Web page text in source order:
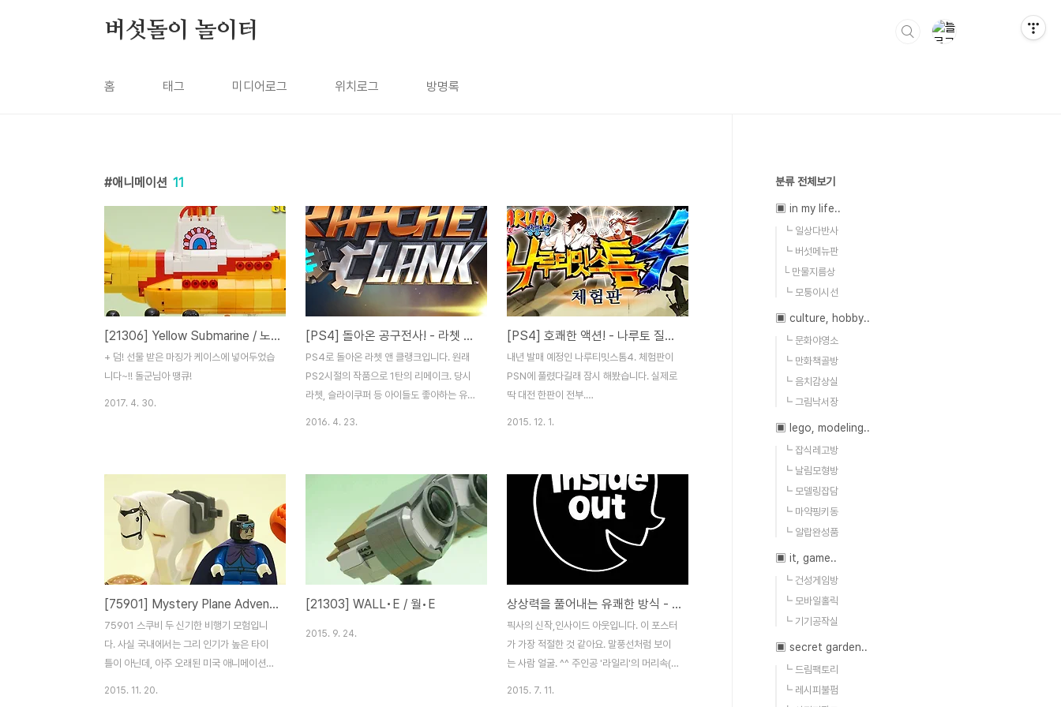
버섯돌이 놀이터
홈 태그 미디어로그 위치로그 방명록
애니메이션 11
[21306] Yellow Submarine / 노란 잠수함
+ 덤! 선물 받은 마징가 케이스에 넣어두었습
니다~!! 돌군님아 땡큐!
2017. 4. 30.
[PS4] 돌아온 공구전사! - 라쳇 앤 클랭크 (Ratchet and Clank)
PS4로 돌아온 라쳇 앤 클랭크입니다. 원래
PS2시절의 작품으로 1탄의 리메이크. 당시
라쳇, 슬라이쿠퍼 등 아이들도 좋아하는 유명
된거죠. 덕분에 정말 영화같은 그래픽으로 만
나볼 수 있습니다. 분위기 정말 좋아요. 아마
영화에 쓰일 컷들을 일부 사용한 것 같네요.
^^ 1탄의 스토리를 그대로 다시 살려냈습니
다. 라쳇이 클랭크를 만나 은하계 레인저가
되어 활약한다는! 조작도 간단한 편이고, 난
이도도 3단계로 구성되어 있어 누구든 편하
2016. 4. 23.
[PS4] 호쾌한 액션! - 나루토 질풍전 나루티밋스톰4 체험판.
내년 발매 예정인 나루티밋스톰4. 체험판이
PSN에 풀렸다길래 잠시 해봤습니다. 실제로
딱 대전 한판이 전부.
kr/%ea%b2%8c%ec%9e%84/%eb%82%98%eb%a3%a8%ed%86%a0-
%ec%8a%a4%ed%86%b0-4-
%ec%b2%b4%ed%97%98%ed%8c%90/cid=HP0700-
CUSA03578_00-
NARUTOUNS4TRIAL0 하시라마 vs 마
다라 대전이 제공됩니다. 나루토 기존 게임들
과 같이 애니메이션화 되어 있는 3D 캐릭터
구요. 실제 게임도 3D 대전입니다. 대전게임
이라 사실 관심이 없었는..
2015. 12. 1.
[75901] Mystery Plane Adventures / 신기한 비행기 모험
75901 스쿠비 두 신기한 비행기 모험입니
다. 사실 국내에서는 그리 인기가 높은 타이
틀이 아닌데, 아주 오래된 미국 애니메이션으
2015. 11. 20.
[21303] WALL•E / 월•E
2015. 9. 24.
상상력을 풀어내는 유쾌한 방식 - 인사이드 아웃(Inside Out)
픽사의 신작,인사이드 아웃입니다. 이 포스터
가 가장 적절한 것 같아요. 말풍선처럼 보이
는 사람 얼굴. ^^ 주인공 '라일리'의 머리속(?)
2015. 7. 11.
분류 전체보기
▣ in my life..
┗ 일상다반사
┗ 버섯메뉴판
└ 만물지름상
┗ 모퉁이시선
▣ culture, hobby..
┗ 문화야영소
┗ 만화책골방
┗ 음치감상실
┗ 그림낙서장
▣ lego, modeling..
┗ 잡식레고방
┗ 날림모형방
┗ 모델링잡담
┗ 마약핑키동
┗ 알랍완성품
▣ it, game..
┗ 건성게임방
┗ 모바일홀릭
┗ 기기공작실
▣ secret garden..
┗ 드림팩토리
┗ 레시피불펌